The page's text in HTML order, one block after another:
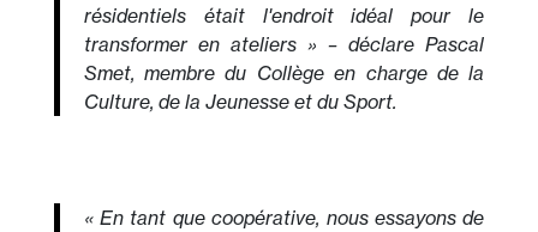
résidentiels était l'endroit idéal pour le
transformer en ateliers » – déclare Pascal
Smet, membre du Collège en charge de la
Culture, de la Jeunesse et du Sport.
« En tant que coopérative, nous essayons de